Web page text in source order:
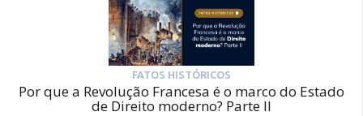
FATOS HISTÓRICOS
Por que a Revolução Francesa é o marco do Estado
de Direito moderno? Parte II